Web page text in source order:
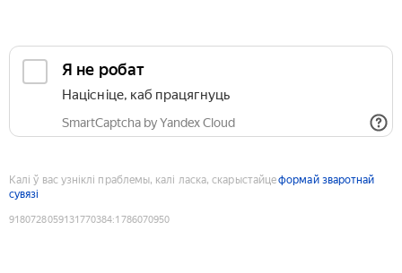
Я не робат
Націсніце, каб працягнуць
SmartCaptcha by Yandex Cloud
Калі ў вас узніклі праблемы, калі ласка, скарыстайцеформай зваротнай
сувязі
9180728059131770384:1786070950